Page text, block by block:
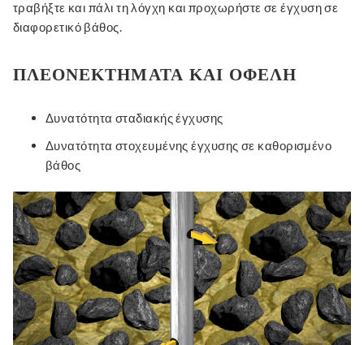
τραβήξτε και πάλι τη λόγχη και προχωρήστε σε έγχυση σε
διαφορετικό βάθος.
ΠΛΕΟΝΕΚΤΉΜΑΤΑ ΚΑΙ ΟΦΈΛΗ
Δυνατότητα σταδιακής έγχυσης
Δυνατότητα στοχευμένης έγχυσης σε καθορισμένο
βάθος